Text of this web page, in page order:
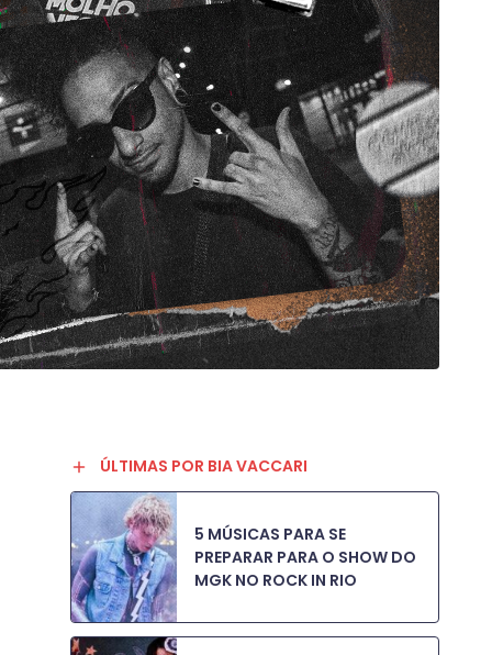
ÚLTIMAS POR BIA VACCARI
5 MÚSICAS PARA SE
PREPARAR PARA O SHOW DO
MGK NO ROCK IN RIO